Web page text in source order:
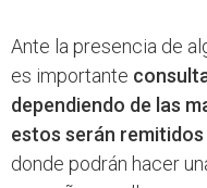
Ante la presencia de
es importante
dependiendo de las
estos serán
donde podrán hacer